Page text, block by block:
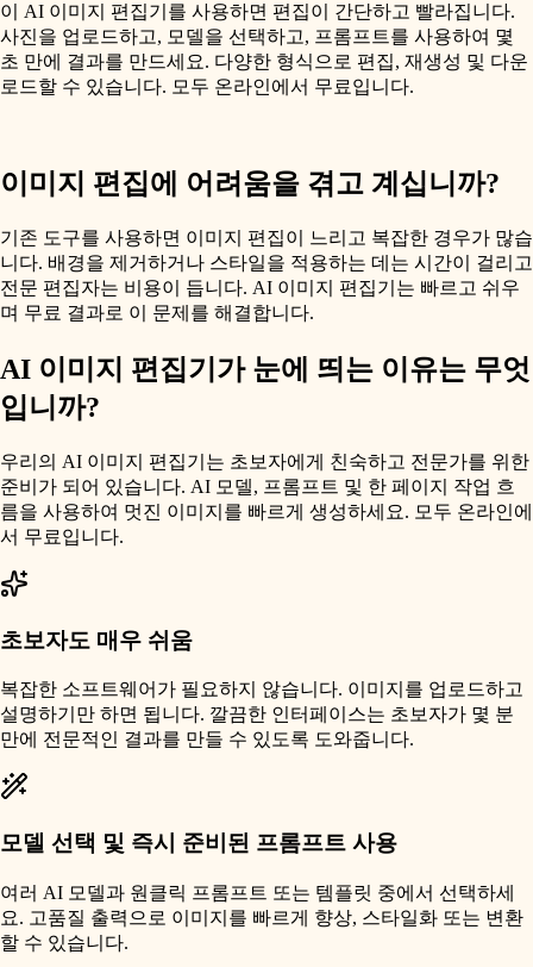
이 AI 이미지 편집기를 사용하면 편집이 간단하고 빨라집니다.
사진을 업로드하고, 모델을 선택하고, 프롬프트를 사용하여 몇
초 만에 결과를 만드세요. 다양한 형식으로 편집, 재생성 및 다운
로드할 수 있습니다. 모두 온라인에서 무료입니다.
이미지 편집에 어려움을 겪고 계십니까?
기존 도구를 사용하면 이미지 편집이 느리고 복잡한 경우가 많습
니다. 배경을 제거하거나 스타일을 적용하는 데는 시간이 걸리고
전문 편집자는 비용이 듭니다. AI 이미지 편집기는 빠르고 쉬우
며 무료 결과로 이 문제를 해결합니다.
AI 이미지 편집기가 눈에 띄는 이유는 무엇
입니까?
우리의 AI 이미지 편집기는 초보자에게 친숙하고 전문가를 위한
준비가 되어 있습니다. AI 모델, 프롬프트 및 한 페이지 작업 흐
름을 사용하여 멋진 이미지를 빠르게 생성하세요. 모두 온라인에
서 무료입니다.
초보자도 매우 쉬움
복잡한 소프트웨어가 필요하지 않습니다. 이미지를 업로드하고
설명하기만 하면 됩니다. 깔끔한 인터페이스는 초보자가 몇 분
만에 전문적인 결과를 만들 수 있도록 도와줍니다.
모델 선택 및 즉시 준비된 프롬프트 사용
여러 AI 모델과 원클릭 프롬프트 또는 템플릿 중에서 선택하세
요. 고품질 출력으로 이미지를 빠르게 향상, 스타일화 또는 변환
할 수 있습니다.